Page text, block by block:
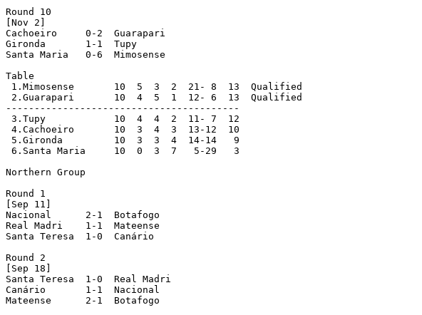
Round 10
[Nov 2]
Cachoeiro     0-2  Guarapari
Gironda       1-1  Tupy
Santa Maria   0-6  Mimosense
Table
1.Mimosense       10  5  3  2  21- 8  13  Qualified
2.Guarapari       10  4  5  1  12- 6  13  Qualified
-----------------------------------------
3.Tupy            10  4  4  2  11- 7  12
4.Cachoeiro       10  3  4  3  13-12  10
5.Gironda         10  3  3  4  14-14   9
6.Santa Maria     10  0  3  7   5-29   3
Northern Group
Round 1
[Sep 11]
Nacional      2-1  Botafogo
Real Madri    1-1  Mateense
Santa Teresa  1-0  Canário
Round 2
[Sep 18]
Santa Teresa  1-0  Real Madri
Canário       1-1  Nacional
Mateense      2-1  Botafogo